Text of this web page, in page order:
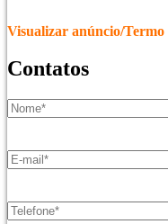
Visualizar anúncio/Termo
Contatos